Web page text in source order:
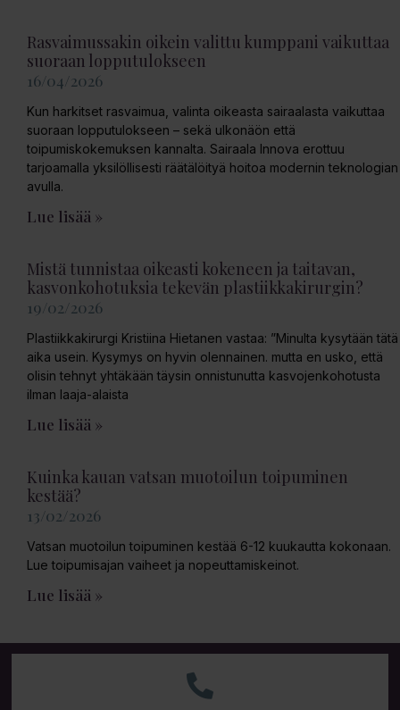
Rasvaimussakin oikein valittu kumppani vaikuttaa
suoraan lopputulokseen
16/04/2026
Kun harkitset rasvaimua, valinta oikeasta sairaalasta vaikuttaa
suoraan lopputulokseen – sekä ulkonäön että
toipumiskokemuksen kannalta. Sairaala Innova erottuu
tarjoamalla yksilöllisesti räätälöityä hoitoa modernin teknologian
avulla.
Lue lisää »
Mistä tunnistaa oikeasti kokeneen ja taitavan,
kasvonkohotuksia tekevän plastiikkakirurgin?
19/02/2026
Plastiikkakirurgi Kristiina Hietanen vastaa: ”Minulta kysytään tätä
aika usein. Kysymys on hyvin olennainen. mutta en usko, että
olisin tehnyt yhtäkään täysin onnistunutta kasvojenkohotusta
ilman laaja-alaista
Lue lisää »
Kuinka kauan vatsan muotoilun toipuminen
kestää?
13/02/2026
Vatsan muotoilun toipuminen kestää 6-12 kuukautta kokonaan.
Lue toipumisajan vaiheet ja nopeuttamiskeinot.
Lue lisää »